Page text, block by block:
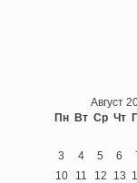
Август
Пн Вт Ср Чт
3
4 5 6
10
11 12 13